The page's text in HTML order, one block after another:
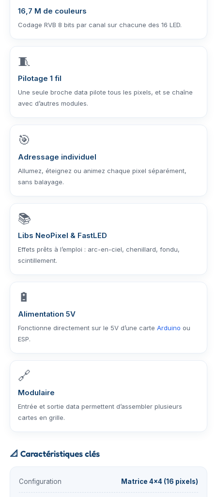
16,7 M de couleurs
Codage RVB 8 bits par canal sur chacune des 16 LED.
🧵
Pilotage 1 fil
Une seule broche data pilote tous les pixels, et se chaîne
avec d’autres modules.
🎯
Adressage individuel
Allumez, éteignez ou animez chaque pixel séparément,
sans balayage.
📚
Libs NeoPixel & FastLED
Effets prêts à l’emploi : arc-en-ciel, chenillard, fondu,
scintillement.
🔋
Alimentation 5V
Fonctionne directement sur le 5V d’une carte Arduino ou
ESP.
🔗
Modulaire
Entrée et sortie data permettent d’assembler plusieurs
cartes en grille.
📐 Caractéristiques clés
Configuration Matrice 4×4 (16 pixels)